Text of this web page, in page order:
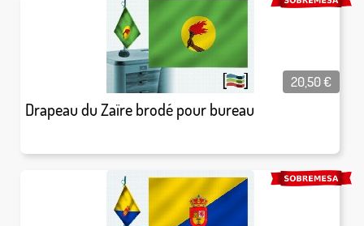
Drapeau du Zaïre brodé pour bureau
20,50€